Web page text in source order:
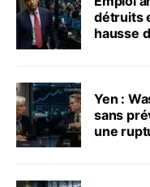
détruits
hausse
Yen :
sans
une